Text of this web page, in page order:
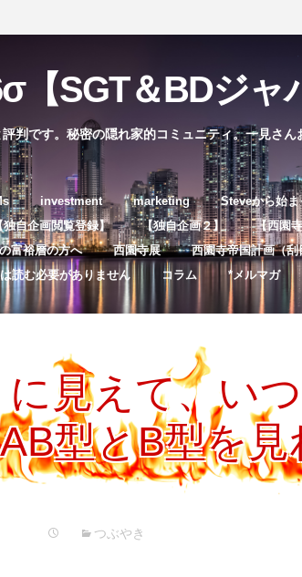
【SGT＆BDジャ
判です。秘密の隠れ家的コミュニティ。一見さん
コ
ン
テ
ン
ッ
investment marketing Steveから始ま
独自企画閲覧登録】 【独自企画２】
【西園
富裕層の方へ 西園寺展 西園寺帝国計画（
読む必要がありません コラム *メルマガ
見えて、い
型とB型を
つぶやき